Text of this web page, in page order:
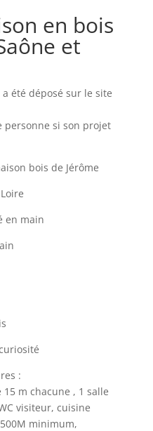
en bois
et
été déposé sur le site
personne si son projet
bois de Jérôme
en main
:
m chacune , 1 salle
visiteur, cuisine
minimum,